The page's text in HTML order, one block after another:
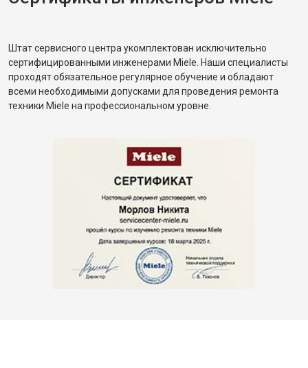
Штат сервисного центра укомплектован исключительно
сертифицированными инженерами Miele. Наши специалисты
проходят обязательное регулярное обучение и обладают
всеми необходимыми допусками для проведения ремонта
техники Miele на профессиональном уровне.